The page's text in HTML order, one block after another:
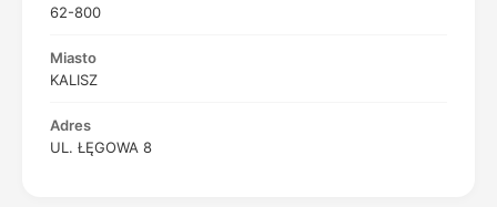
62-800
Miasto
KALISZ
Adres
UL. ŁĘGOWA 8